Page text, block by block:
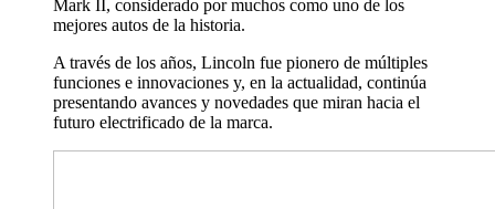
Mark II, considerado por muchos como uno de los
mejores autos de la historia.
A través de los años, Lincoln fue pionero de múltiples
funciones e innovaciones y, en la actualidad, continúa
presentando avances y novedades que miran hacia el
futuro electrificado de la marca.